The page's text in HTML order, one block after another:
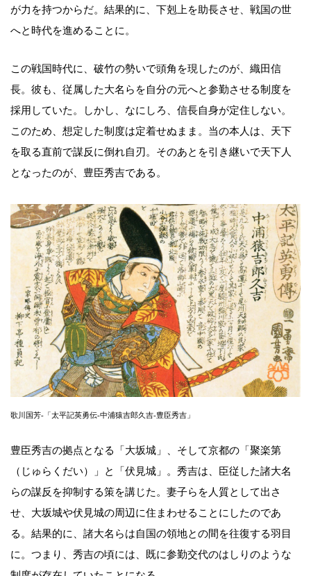
が力を持つからだ。結果的に、下剋上を助長させ、戦国の世
へと時代を進めることに。
この戦国時代に、破竹の勢いで頭角を現したのが、織田信
長。彼も、従属した大名らを自分の元へと参勤させる制度を
採用していた。しかし、なにしろ、信長自身が定住しない。
このため、想定した制度は定着せぬまま。当の本人は、天下
を取る直前で謀反に倒れ自刃。そのあとを引き継いで天下人
となったのが、豊臣秀吉である。
歌川国芳-「太平記英勇伝-中浦猿吉郎久吉-豊臣秀吉」
豊臣秀吉の拠点となる「大坂城」、そして京都の「聚楽第
（じゅらくだい）」と「伏見城」。秀吉は、臣従した諸大名
らの謀反を抑制する策を講じた。妻子らを人質として出さ
せ、大坂城や伏見城の周辺に住まわせることにしたのであ
る。結果的に、諸大名らは自国の領地との間を往復する羽目
に。つまり、秀吉の頃には、既に参勤交代のはしりのような